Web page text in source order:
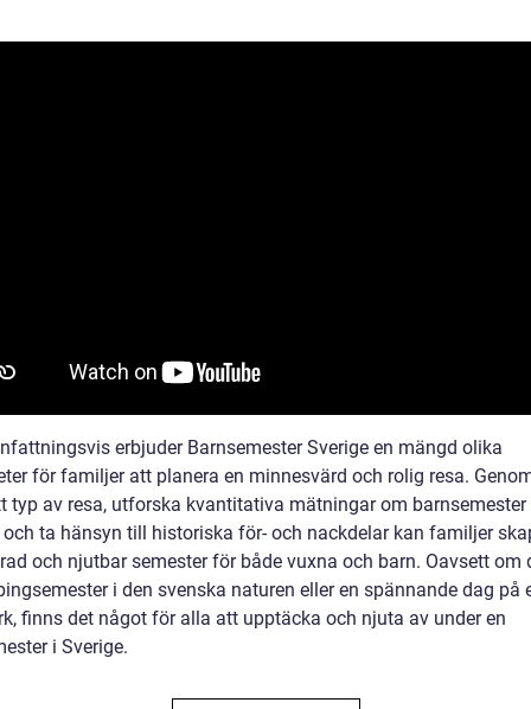
erbjuder Barnsemester Sverige en mängd olika
för familjer att planera en minnesvärd och rolig resa.
typ av resa, utforska kvantitativa mätningar om barnsemester
och ta hänsyn till historiska för- och nackdelar kan familjer
och njutbar semester för både vuxna och barn. Oavsett om
i den svenska naturen eller en spännande dag på
finns det något för alla att upptäcka och njuta av under en
i Sverige.